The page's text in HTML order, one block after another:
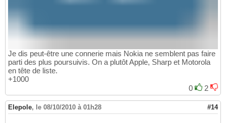
Je dis peut-être une connerie mais Nokia ne semblent pas faire
parti des plus poursuivis. On a plutôt Apple, Sharp et Motorola
en tête de liste.
+1000
0
2
Elepole, le 08/10/2010 à 01h28 #14